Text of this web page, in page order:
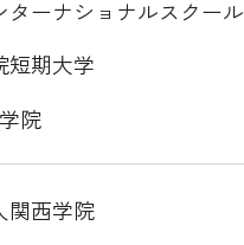
ターナショナルスクール
短期大学
院
関西学院